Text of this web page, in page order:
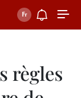
règles